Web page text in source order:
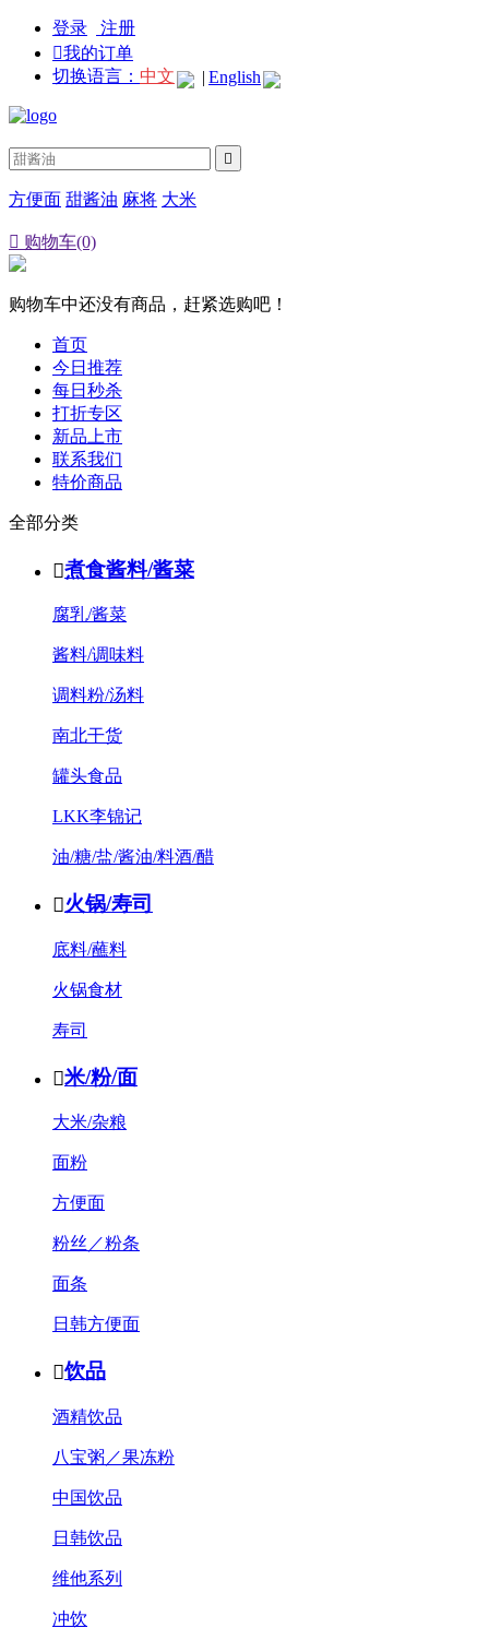
登录
注册
我的订单
切换语言： 中文 | English

方便面 甜酱油 麻将 大米
 购物车(0)
购物车中还没有商品，赶紧选购吧！
首页
今日推荐
每日秒杀
打折专区
新品上市
联系我们
特价商品
全部分类
煮食酱料/酱菜
腐乳/酱菜
酱料/调味料
调料粉/汤料
南北干货
罐头食品
LKK李锦记
油/糖/盐/酱油/料酒/醋
火锅/寿司
底料/蘸料
火锅食材
寿司
米/粉/面
大米/杂粮
面粉
方便面
粉丝／粉条
面条
日韩方便面
饮品
酒精饮品
八宝粥／果冻粉
中国饮品
日韩饮品
维他系列
冲饮